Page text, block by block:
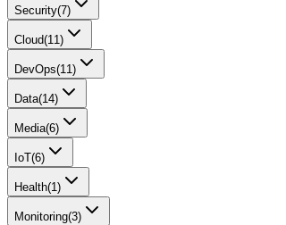
Security(7)
Cloud(11)
DevOps(11)
Data(14)
Media(6)
IoT(6)
Health(1)
Monitoring(3)